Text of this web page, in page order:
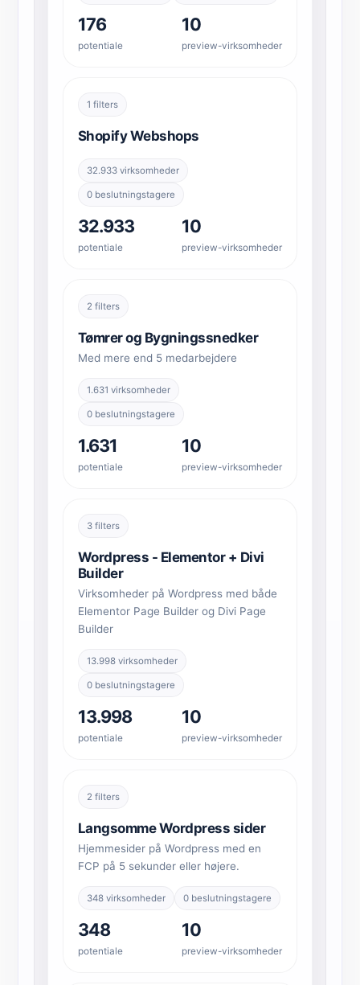
176
potentiale
10
preview-virksomheder
1 filters
Shopify Webshops
32.933 virksomheder
0 beslutningstagere
32.933
potentiale
10
preview-virksomheder
2 filters
Tømrer og Bygningssnedker
Med mere end 5 medarbejdere
1.631 virksomheder
0 beslutningstagere
1.631
potentiale
10
preview-virksomheder
3 filters
Wordpress - Elementor + Divi
Builder
Virksomheder på Wordpress med både
Elementor Page Builder og Divi Page
Builder
13.998 virksomheder
0 beslutningstagere
13.998
potentiale
10
preview-virksomheder
2 filters
Langsomme Wordpress sider
Hjemmesider på Wordpress med en
FCP på 5 sekunder eller højere.
348 virksomheder 0 beslutningstagere
348
potentiale
10
preview-virksomheder